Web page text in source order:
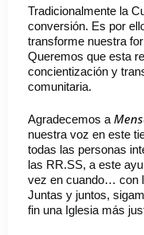
Tradicionalmente la
conversión. Es por
transforme nuestra
Queremos que esta
concientización y
comunitaria.
Agradecemos a
nuestra voz en este
todas las personas
las RR.SS, a este
vez en cuando… con
Juntas y juntos,
fin una Iglesia más